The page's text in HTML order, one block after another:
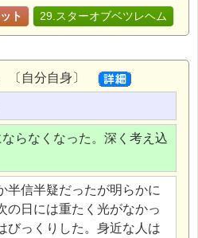
ト 29.スターオブベツレヘム
自分自身〕
らなくなった。深く考え込
半信半疑だったが明らかに
の日には重たく光がなかっ
びっくりした。身近な人は